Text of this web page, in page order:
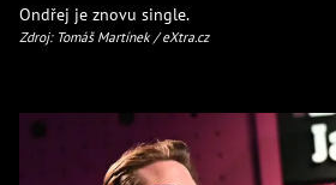
Ondřej je znovu single.
Zdroj: Tomáš Martínek / eXtra.cz